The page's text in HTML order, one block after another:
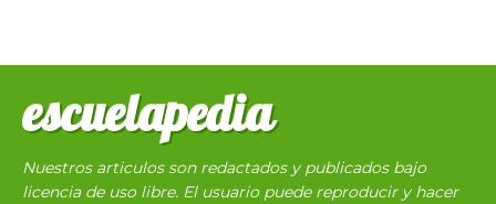
escuelapedia
Nuestros articulos son redactados y publicados bajo
licencia de uso libre. El usuario puede reproducir y hacer